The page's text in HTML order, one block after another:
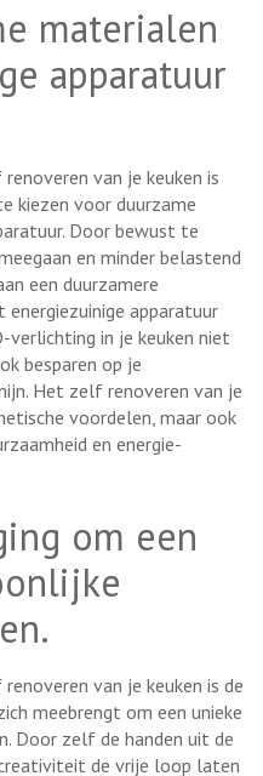
materialen
apparatuur
van je keuken is
kiezen voor duurzame
Door bewust te
en minder belastend
een duurzamere
apparatuur
in je keuken niet
besparen op je
Het zelf renoveren van je
voordelen, maar ook
en energie-
om een
van je keuken is de
meebrengt om een unieke
Door zelf de handen uit de
de vrije loop laten